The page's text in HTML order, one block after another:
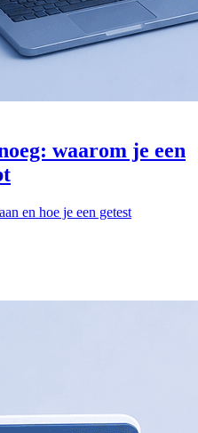
waarom je een
en hoe je een getest